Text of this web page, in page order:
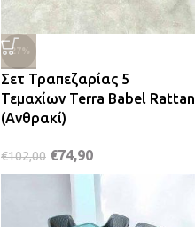
-27%
Σετ Τραπεζαρίας 5
Τεμαχίων Terra Babel Rattan
(Ανθρακί)
€102,00 €74,90